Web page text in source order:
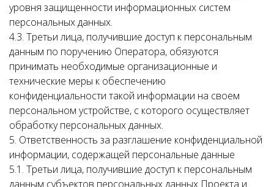
уровня защищенности информационных систем
персональных данных.
4.3. Третьи лица, получившие доступ к персональным
данным по поручению Оператора, обязуются
принимать необходимые организационные и
технические меры к обеспечению
конфиденциальности такой информации на своем
персональном устройстве, с которого осуществляет
обработку персональных данных.
5. Ответственность за разглашение конфиденциальной
информации, содержащей персональные данные
5.1. Третьи лица, получившие доступ к персональным
данным субъектов персональных данных Проекта и